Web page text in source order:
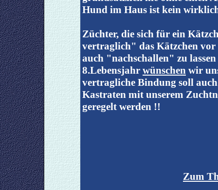
Hund im Haus ist kein
Züchter, die sich für ein
vertraglich" das Kätzchen vor
auch "nachschallen" zu
8.Lebensjahr wünschen wir
vertragliche Bindung soll
Kastraten mit unserem
geregelt werden !!
Zum